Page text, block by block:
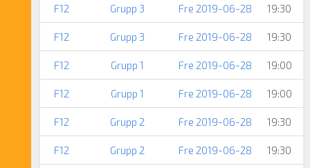
F12 Grupp 3 Fre 2019-06-28 19:30
F12 Grupp 3 Fre 2019-06-28 19:30
F12 Grupp 1 Fre 2019-06-28 19:00
F12 Grupp 1 Fre 2019-06-28 19:00
F12 Grupp 2 Fre 2019-06-28 19:30
F12 Grupp 2 Fre 2019-06-28 19:30